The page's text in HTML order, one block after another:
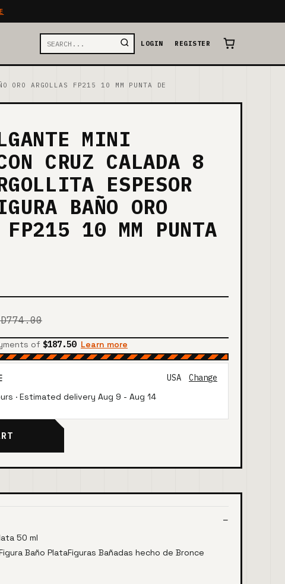
LOGIN REGISTER
ORO ARGOLLAS FP215 10 MM PUNTA DE
MINI
CRUZ CALADA 8
ESPESOR
BAÑO ORO
FP215 10 MM PUNTA
of $187.50 Learn more
USA
Change
· Estimated delivery Aug 9 - Aug 14
50 ml
Baño PlataFiguras Bañadas hecho de Bronce